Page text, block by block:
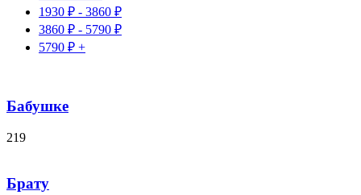
1930 ₽ - 3860 ₽
3860 ₽ - 5790 ₽
5790 ₽ +
Бабушке
219
Брату